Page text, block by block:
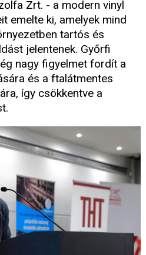
Zrt. - a modern vinyl
emelte ki, amelyek mind
tartós és
jelentenek. Győrfi
nagy figyelmet fordít a
és a ftalátmentes
így csökkentve a